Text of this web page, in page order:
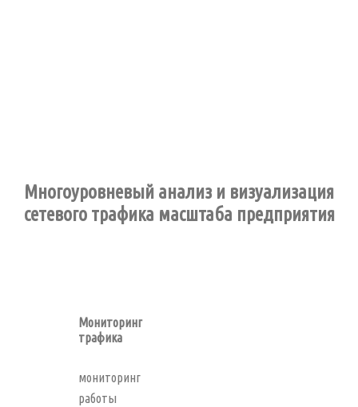
Многоуровневый анализ и визуализация
сетевого трафика масштаба предприятия
Мониторинг
трафика
мониторинг
работы